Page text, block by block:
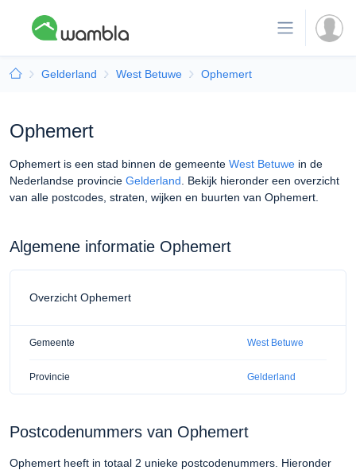
Gelderland West Betuwe Ophemert
Ophemert
Ophemert is een stad binnen de gemeente West Betuwe in de
Nederlandse provincie Gelderland . Bekijk hieronder een overzicht
van alle postcodes, straten, wijken en buurten van Ophemert.
Algemene informatie Ophemert
Overzicht Ophemert
Gemeente West Betuwe
Provincie Gelderland
Postcodenummers van Ophemert
Ophemert heeft in totaal 2 unieke postcodenummers. Hieronder